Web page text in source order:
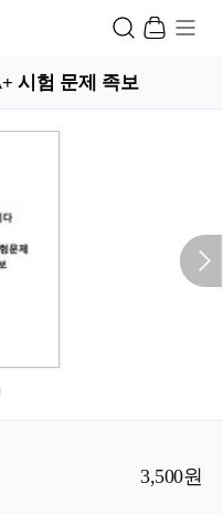
시험 문제 족보
3,500원